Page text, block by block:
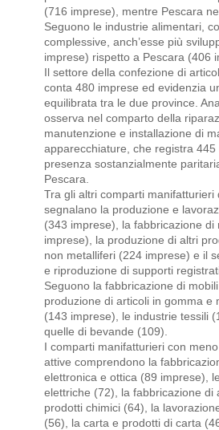
(716 imprese), mentre Pescara
Seguono le industrie alimentari,
complessive, anch’esse più
imprese) rispetto a Pescara (406
Il settore della confezione di
conta 480 imprese ed evidenzia
equilibrata tra le due province.
osserva nel comparto della
manutenzione e installazione di
apparecchiature, che registra
presenza sostanzialmente
Pescara.
Tra gli altri comparti manifatturieri
segnalano la produzione e
(343 imprese), la fabbricazione di
imprese), la produzione di altri
non metalliferi (224 imprese) e il
e riproduzione di supporti
Seguono la fabbricazione di
produzione di articoli in gomma e
(143 imprese), le industrie tessili
quelle di bevande (109).
I comparti manifatturieri con
attive comprendono la
elettronica e ottica (89 imprese),
elettriche (72), la fabbricazione di
prodotti chimici (64), la
(56), la carta e prodotti di carta